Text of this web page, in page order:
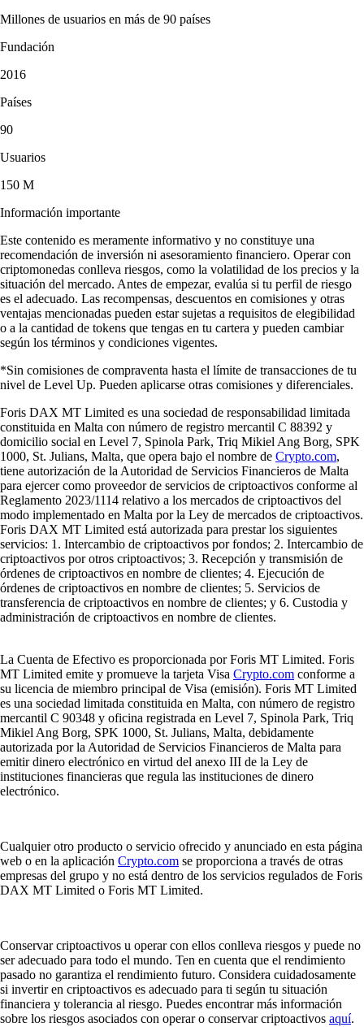
Millones de usuarios en más de 90 países
Fundación
2016
Países
90
Usuarios
150 M
Información importante
Este contenido es meramente informativo y no constituye una
recomendación de inversión ni asesoramiento financiero. Operar con
criptomonedas conlleva riesgos, como la volatilidad de los precios y la
situación del mercado. Antes de empezar, evalúa si tu perfil de riesgo
es el adecuado. Las recompensas, descuentos en comisiones y otras
ventajas mencionadas pueden estar sujetas a requisitos de elegibilidad
o a la cantidad de tokens que tengas en tu cartera y pueden cambiar
según los términos y condiciones vigentes.
*Sin comisiones de compraventa hasta el límite de transacciones de tu
nivel de Level Up. Pueden aplicarse otras comisiones y diferenciales.
Foris DAX MT Limited es una sociedad de responsabilidad limitada
constituida en Malta con número de registro mercantil C 88392 y
domicilio social en Level 7, Spinola Park, Triq Mikiel Ang Borg, SPK
1000, St. Julians, Malta, que opera bajo el nombre de Crypto.com,
tiene autorización de la Autoridad de Servicios Financieros de Malta
para ejercer como proveedor de servicios de criptoactivos conforme al
Reglamento 2023/1114 relativo a los mercados de criptoactivos del
modo implementado en Malta por la Ley de mercados de criptoactivos.
Foris DAX MT Limited está autorizada para prestar los siguientes
servicios: 1. Intercambio de criptoactivos por fondos; 2. Intercambio de
criptoactivos por otros criptoactivos; 3. Recepción y transmisión de
órdenes de criptoactivos en nombre de clientes; 4. Ejecución de
órdenes de criptoactivos en nombre de clientes; 5. Servicios de
transferencia de criptoactivos en nombre de clientes; y 6. Custodia y
administración de criptoactivos en nombre de clientes.
La Cuenta de Efectivo es proporcionada por Foris MT Limited. Foris
MT Limited emite y promueve la tarjeta Visa Crypto.com conforme a
su licencia de miembro principal de Visa (emisión). Foris MT Limited
es una sociedad limitada constituida en Malta, con número de registro
mercantil C 90348 y oficina registrada en Level 7, Spinola Park, Triq
Mikiel Ang Borg, SPK 1000, St. Julians, Malta, debidamente
autorizada por la Autoridad de Servicios Financieros de Malta para
emitir dinero electrónico en virtud del anexo III de la Ley de
instituciones financieras que regula las instituciones de dinero
electrónico.
Cualquier otro producto o servicio ofrecido y anunciado en esta página
web o en la aplicación Crypto.com se proporciona a través de otras
empresas del grupo y no está dentro de los servicios regulados de Foris
DAX MT Limited o Foris MT Limited.
Conservar criptoactivos u operar con ellos conlleva riesgos y puede no
ser adecuado para todo el mundo. Ten en cuenta que el rendimiento
pasado no garantiza el rendimiento futuro. Considera cuidadosamente
si invertir en criptoactivos es adecuado para ti según tu situación
financiera y tolerancia al riesgo. Puedes encontrar más información
sobre los riesgos asociados con operar o conservar criptoactivos aquí.